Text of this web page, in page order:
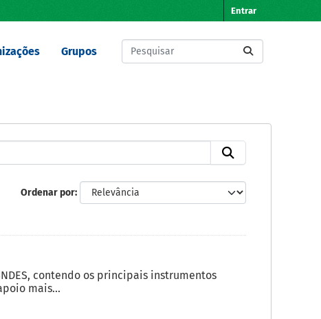
Entrar
Grupos
Ordenar por
contendo os principais instrumentos
mais...